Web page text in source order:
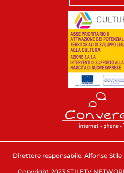
Direttore responsabile: Alfonso